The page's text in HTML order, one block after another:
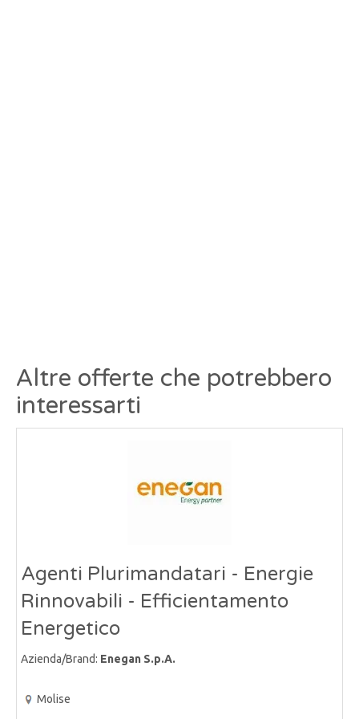
Altre offerte che potrebbero
interessarti
Agenti Plurimandatari - Energie
Rinnovabili - Efficientamento
Energetico
Azienda/Brand: Enegan S.p.A.
Molise